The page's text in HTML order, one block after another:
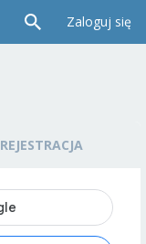
Zaloguj się
REJESTRACJA